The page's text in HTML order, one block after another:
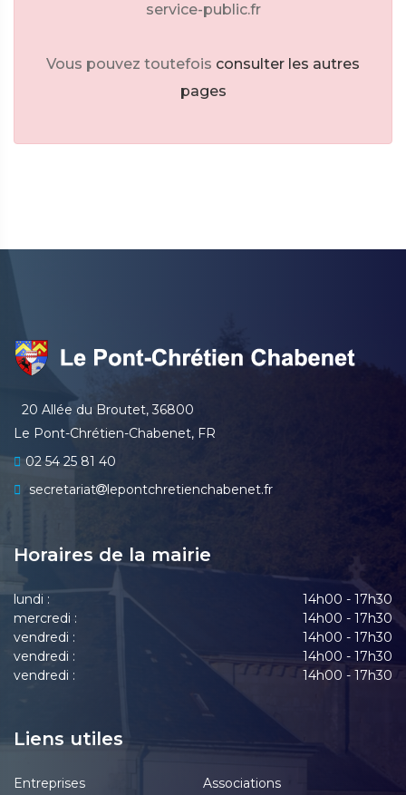
service-public.fr
Vous pouvez toutefois consulter les autres
pages
20 Allée du Broutet, 36800
Le Pont-Chrétien-Chabenet, FR
02 54 25 81 40
secretariat
lepontchretienchabenet.fr
Horaires de la mairie
lundi :
14h00 - 17h30
mercredi :
14h00 - 17h30
vendredi :
14h00 - 17h30
vendredi :
14h00 - 17h30
vendredi :
14h00 - 17h30
Liens utiles
Entreprises Associations